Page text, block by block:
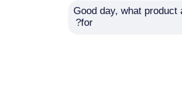
اتصل بنا
Good day, what product
for?